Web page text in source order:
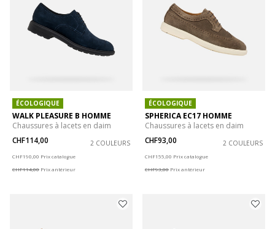
ÉCOLOGIQUE
WALK PLEASURE B HOMME
Chaussures à lacets en daim
CHF114,00
2 COULEURS
CHF190,00 Prix catalogue
CHF114,00 Prix antérieur
ÉCOLOGIQUE
SPHERICA EC17 HOMME
Chaussures à lacets en daim
CHF93,00
2 COULEURS
CHF155,00 Prix catalogue
CHF93,00 Prix antérieur